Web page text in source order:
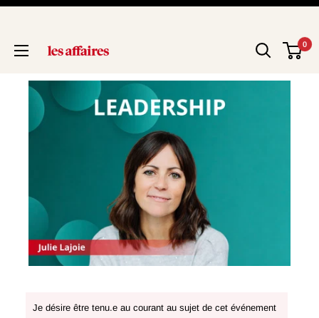
0
Je désire être tenu.e au courant au sujet de cet événement